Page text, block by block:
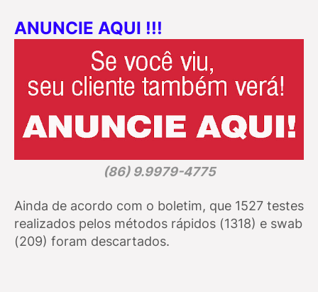
ANUNCIE AQUI !!!
(86) 9.9979-4775
Ainda de acordo com o boletim, que 1527 testes
realizados pelos métodos rápidos (1318) e swab
(209) foram descartados.